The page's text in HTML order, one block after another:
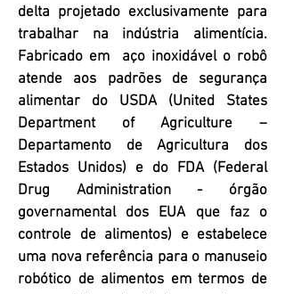
delta projetado exclusivamente para
trabalhar na indústria alimentícia.
Fabricado em aço inoxidável o robô
atende aos padrões de segurança
alimentar do USDA (United States
Department of Agriculture –
Departamento de Agricultura dos
Estados Unidos) e do FDA (Federal
Drug Administration - órgão
governamental dos EUA que faz o
controle de alimentos) e estabelece
uma nova referência para o manuseio
robótico de alimentos em termos de